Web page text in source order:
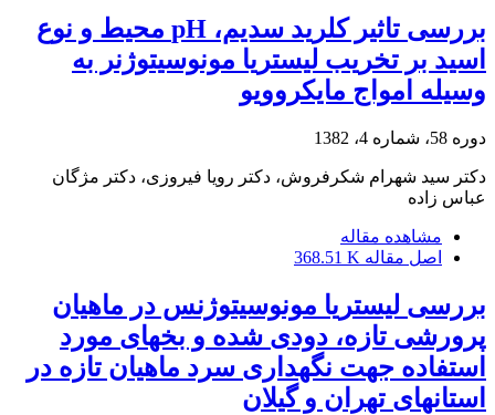
بررسی تاثیر کلرید سدیم، pH محیط و نوع
اسید بر تخریب لیستریا مونوسیتوژنر به
وسیله امواج مایکروویو
دوره 58، شماره 4، 1382
دکتر سید شهرام شکرفروش، دکتر رویا فیروزی، دکتر مژگان
عباس زاده
مشاهده مقاله
اصل مقاله 368.51 K
بررسی لیستریا مونوسیتوژنس در ماهیان
پرورشی تازه، دودی شده و بخهای مورد
استفاده جهت نگهداری سرد ماهیان تازه در
استانهای تهران و گیلان